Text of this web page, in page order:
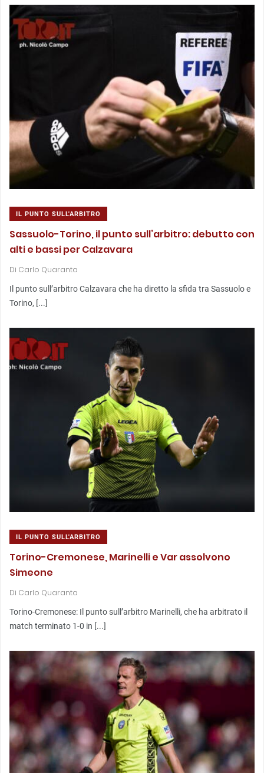
IL PUNTO SULL'ARBITRO
Sassuolo-Torino, il punto sull’arbitro: debutto con
alti e bassi per Calzavara
Di Carlo Quaranta
Il punto sull’arbitro Calzavara che ha diretto la sfida tra Sassuolo e
Torino, [...]
IL PUNTO SULL'ARBITRO
Torino-Cremonese, Marinelli e Var assolvono
Simeone
Di Carlo Quaranta
Torino-Cremonese: Il punto sull’arbitro Marinelli, che ha arbitrato il
match terminato 1-0 in [...]